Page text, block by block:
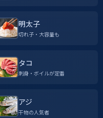
明太子
切れ子・大容量も
タコ
刺身・ボイルが定番
アジ
干物の人気者